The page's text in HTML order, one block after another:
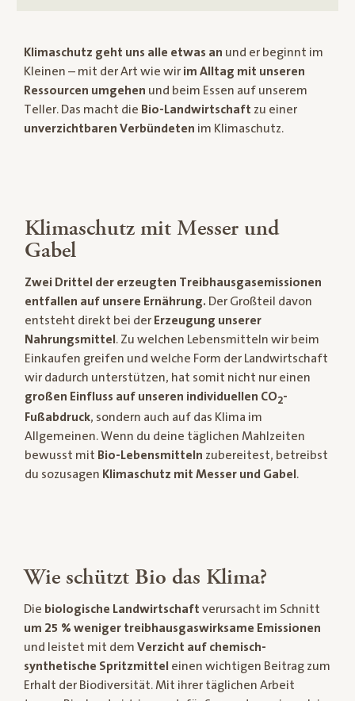
Klimaschutz geht uns alle etwas an und er beginnt im
Kleinen – mit der Art wie wir im Alltag mit unseren
Ressourcen umgehen und beim Essen auf unserem
Teller. Das macht die Bio-Landwirtschaft zu einer
unverzichtbaren Verbündeten im Klimaschutz.
Klimaschutz mit Messer und
Gabel
Zwei Drittel der erzeugten Treibhausgasemissionen
entfallen auf unsere Ernährung. Der Großteil davon
entsteht direkt bei der Erzeugung unserer
Nahrungsmittel. Zu welchen Lebensmitteln wir beim
Einkaufen greifen und welche Form der Landwirtschaft
wir dadurch unterstützen, hat somit nicht nur einen
großen Einfluss auf unseren individuellen CO2-
Fußabdruck, sondern auch auf das Klima im
Allgemeinen. Wenn du deine täglichen Mahlzeiten
bewusst mit Bio-Lebensmitteln zubereitest, betreibst
du sozusagen Klimaschutz mit Messer und Gabel.
Wie schützt Bio das Klima?
Die biologische Landwirtschaft verursacht im Schnitt
um 25 % weniger treibhausgaswirksame Emissionen
und leistet mit dem Verzicht auf chemisch-
synthetische Spritzmittel einen wichtigen Beitrag zum
Erhalt der Biodiversität. Mit ihrer täglichen Arbeit